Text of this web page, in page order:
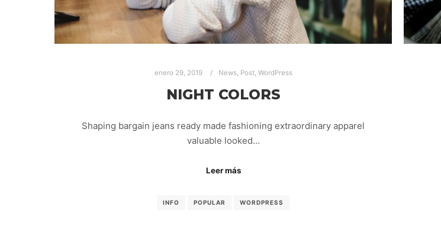
enero 29, 2019 News, Post, WordPress
NIGHT COLORS
Shaping bargain jeans ready made fashioning extraordinary apparel
valuable looked…
Leer más
INFO POPULAR WORDPRESS